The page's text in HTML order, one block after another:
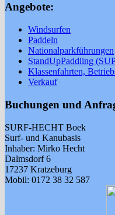
Angebote:
Windsurfen
Paddeln
Nationalparkführungen
StandUpPaddling
Klassenfahrten,
Verkauf
Buchungen und
SURF-HECHT Boek
Surf- und Kanubasis
Inhaber: Mirko Hecht
Dalmsdorf 6
17237 Kratzeburg
Mobil: 0172 38 32 587